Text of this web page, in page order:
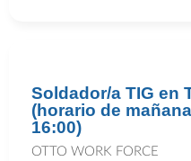
Soldador/a TIG en
(horario de
16:00)
OTTO WORK FORCE